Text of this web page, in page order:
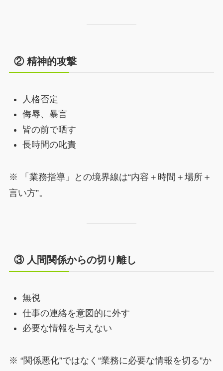
② 精神的攻撃
人格否定
侮辱、暴言
皆の前で晒す
長時間の叱責
※ 「業務指導」との境界線は“内容＋時間＋場所＋
言い方”。
③ 人間関係からの切り離し
無視
仕事の連絡を意図的に外す
必要な情報を与えない
※ “関係悪化”ではなく“業務に必要な情報を切る”か